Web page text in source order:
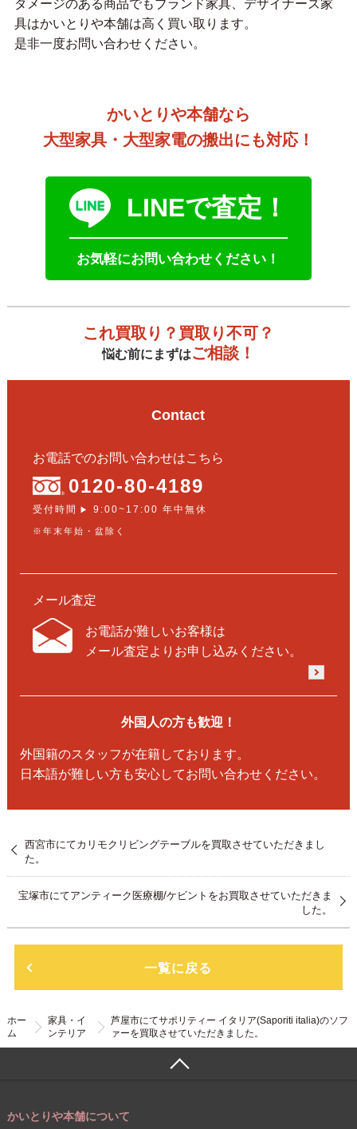
ダメージのある商品でもブランド家具、デザイナーズ家
具はかいとりや本舗は高く買い取ります。
是非一度お問い合わせください。
かいとりや本舗なら
大型家具・大型家電の搬出にも対応！
LINEで査定！
お気軽にお問い合わせください！
これ買取り？買取り不可？
悩む前にまずはご相談！
Contact
お電話でのお問い合わせはこちら
0120-80-4189
受付時間 ▶ 9:00~17:00 年中無休
※年末年始・盆除く
メール査定
お電話が難しいお客様は
メール査定よりお申し込みください。
外国人の方も歓迎！
外国籍のスタッフが在籍しております。
日本語が難しい方も安心してお問い合わせください。
西宮市にてカリモクリビングテーブルを買取させていただきまし
た。
宝塚市にてアンティーク医療棚/ケビントをお買取させていただきま
した。
一覧に戻る
ホー
ム
家具・イ
ンテリア
芦屋市にてサポリティー イタリア(Saporiti italia)のソフ
ァーを買取させていただきました。
かいとりや本舗について